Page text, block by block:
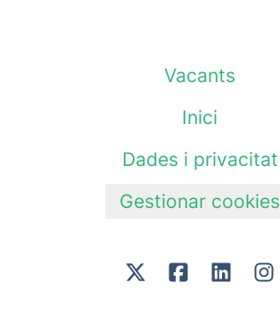
Vacants
Inici
Dades i privacitat
Gestionar cookies